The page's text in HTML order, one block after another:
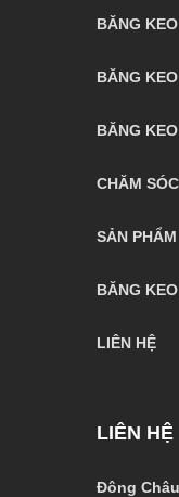
BĂNG
BĂNG
BĂNG
CHĂM
SẢN
BĂNG
LIÊN HỆ
LIÊN HỆ
Đông